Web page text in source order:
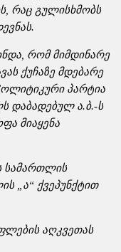
რაც გულისხმობს
რომ მიმდინარე
ქუჩაზე მდებარე
პარტია
დაბადებულ ა.ბ.-ს
მიაყენა
სამართლის
„ა“ ქვეპუნქტით
აღკვეთას